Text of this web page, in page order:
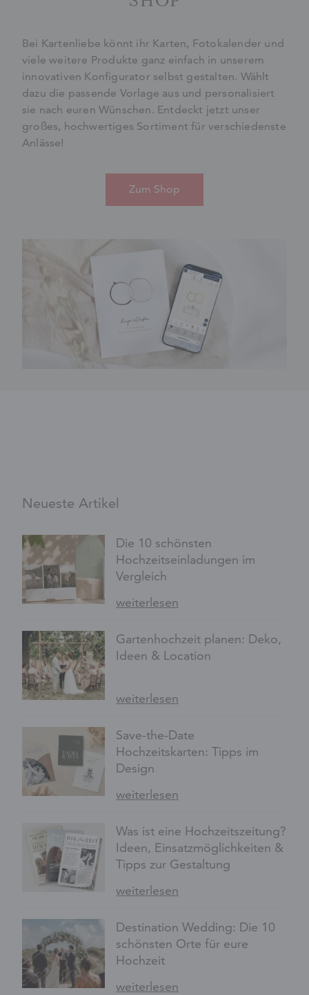
Bei Kartenliebe könnt ihr Karten, Fotokalender und
viele weitere Produkte ganz einfach in unserem
innovativen Konfigurator selbst gestalten. Wählt
dazu die passende Vorlage aus und personalisiert
sie nach euren Wünschen. Entdeckt jetzt unser
großes, hochwertiges Sortiment für verschiedenste
Anlässe!
Zum Shop
Neueste Artikel
Die 10 schönsten
Hochzeitseinladungen im
Vergleich
weiterlesen
Gartenhochzeit planen: Deko,
Ideen & Location
weiterlesen
Save-the-Date
Hochzeitskarten: Tipps im
Design
weiterlesen
Was ist eine Hochzeitszeitung?
Ideen, Einsatzmöglichkeiten &
Tipps zur Gestaltung
weiterlesen
Destination Wedding: Die 10
schönsten Orte für eure
Hochzeit
weiterlesen